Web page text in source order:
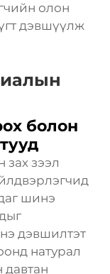
олон
дэвшүүлж
болон
зах зээл
шинэ
дэвшилтэт
натурал
давтан